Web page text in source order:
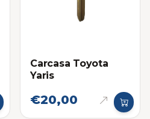
Carcasa Toyota
Yaris
€20,00